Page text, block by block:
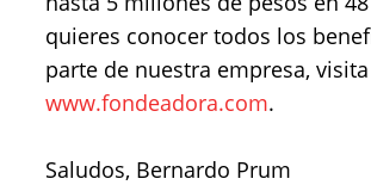
quieres conocer todos los
parte de nuestra empresa,
www.fondeadora.com.
Saludos, Bernardo Prum